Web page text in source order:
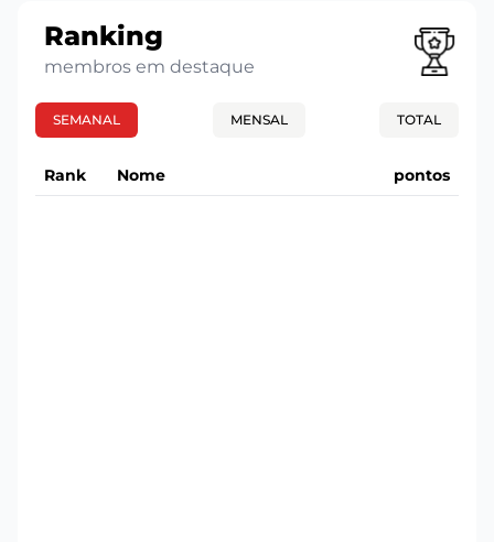
Ranking
membros em destaque
SEMANAL MENSAL TOTAL
Rank Nome pontos